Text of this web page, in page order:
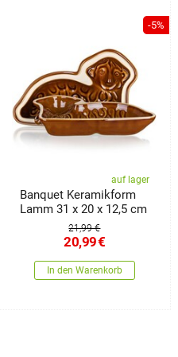
-5%
auf lager
Banquet Keramikform
Lamm 31 x 20 x 12,5 cm
21,99 €
20,99€
In den Warenkorb